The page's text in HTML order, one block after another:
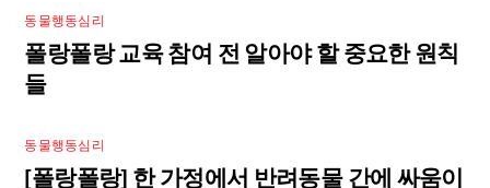
동물행동심리
폴랑폴랑 교육 참여 전 알아야 할 중요한 원칙
들
동물행동심리
[폴랑폴랑] 한 가정에서 반려동물 간에 싸움이